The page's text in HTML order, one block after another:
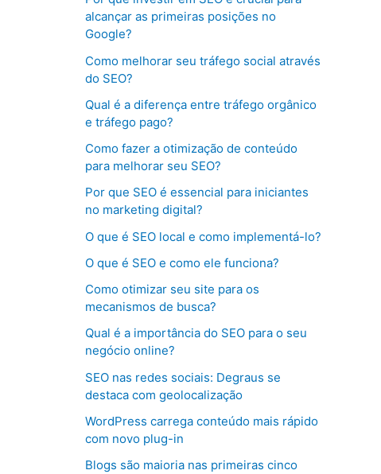
alcançar as primeiras posições no
Google?
Como melhorar seu tráfego social através
do SEO?
Qual é a diferença entre tráfego orgânico
e tráfego pago?
Como fazer a otimização de conteúdo
para melhorar seu SEO?
Por que SEO é essencial para iniciantes
no marketing digital?
O que é SEO local e como implementá-lo?
O que é SEO e como ele funciona?
Como otimizar seu site para os
mecanismos de busca?
Qual é a importância do SEO para o seu
negócio online?
SEO nas redes sociais: Degraus se
destaca com geolocalização
WordPress carrega conteúdo mais rápido
com novo plug-in
Blogs são maioria nas primeiras cinco